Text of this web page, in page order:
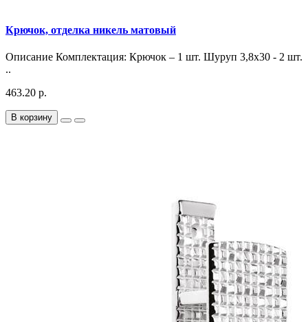
Крючок, отделка никель матовый
Описание Комплектация: Крючок – 1 шт. Шуруп 3,8х30 - 2 шт.
..
463.20 р.
В корзину